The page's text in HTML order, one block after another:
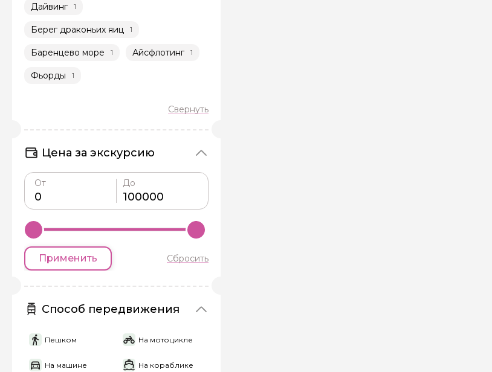
Дайвинг 1
Берег драконьих яиц 1
Баренцево море 1 Айсфлотинг 1
Фьорды 1
Цена за экскурсию
От До
Применить Сбросить
Способ передвижения
Пешком На мотоцикле
На машине На кораблике
Как вас зовут
Если у вас есть интересующие вопросы, можете их задать